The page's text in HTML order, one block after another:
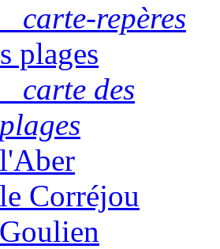
carte-repères
plages
carte des
plages
l'Aber
le Corréjou
Goulien